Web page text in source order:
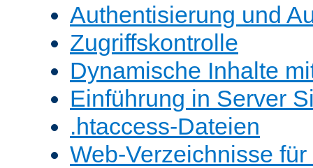
Authentisierung und
Zugriffskontrolle
Dynamische Inhalte
Einführung in Server
.htaccess-Dateien
Web-Verzeichnisse